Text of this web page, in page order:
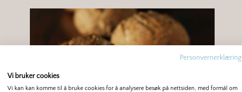
Personvernerklæring
Vi bruker cookies
Vi kan kan komme til å bruke cookies for å analysere besøk på nettsiden, med formål om